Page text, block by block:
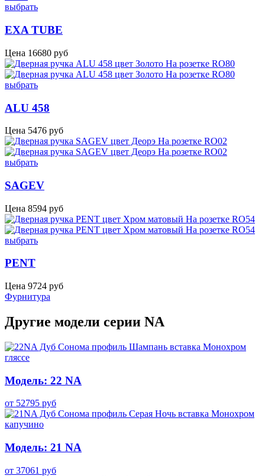
выбрать
EXA TUBE
Цена 16680 руб
выбрать
ALU 458
Цена 5476 руб
выбрать
SAGEV
Цена 8594 руб
выбрать
PENT
Цена 9724 руб
Фурнитура
Другие модели серии NA
Модель: 22 NA
от 52795 руб
Модель: 21 NA
от 37061 руб